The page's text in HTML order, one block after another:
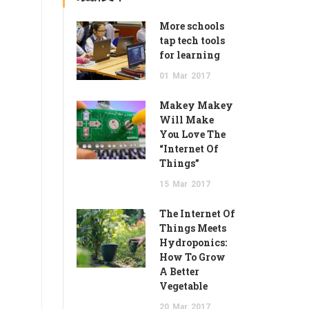
More schools
tap tech tools
for learning
01 Mar 2017
Makey Makey
Will Make
You Love The
“Internet Of
Things”
15 Mar 2017
The Internet Of
Things Meets
Hydroponics:
How To Grow
A Better
Vegetable
20 Mar 2017